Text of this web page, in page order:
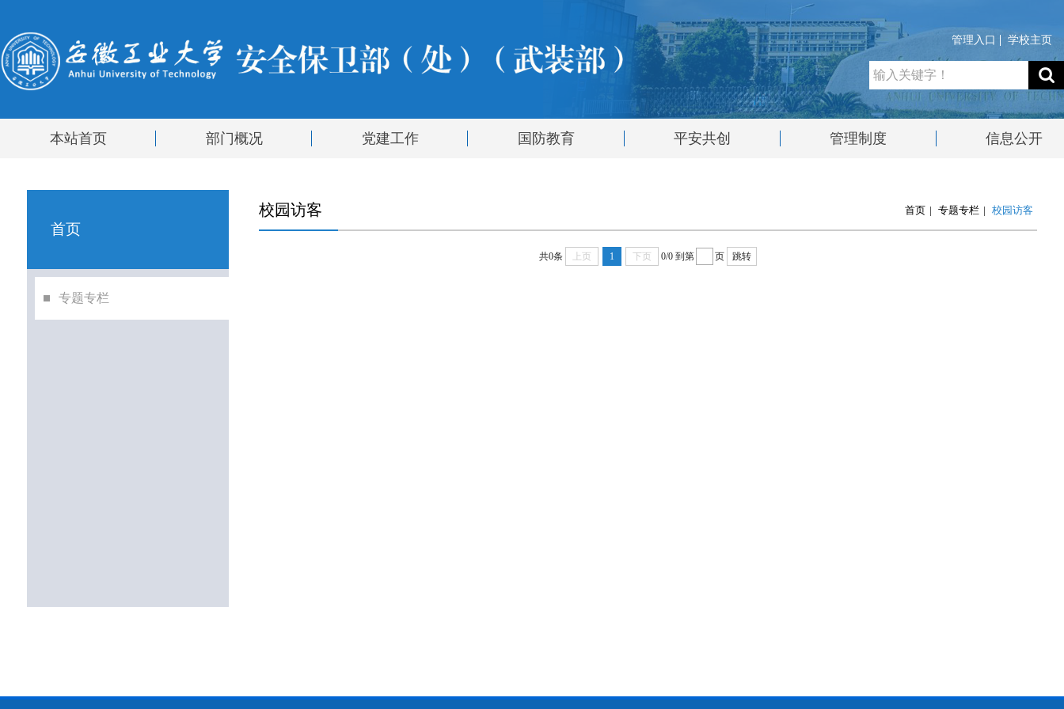
管理入口 学校主页
本站首页 部门概况 党建工作 国防教育 平安共创 管理制度 信息公开
首页
专题专栏
校园访客 首页 | 专题专栏 | 校园访客
共0条 上页 1 下页 0/0 到第 页 跳转